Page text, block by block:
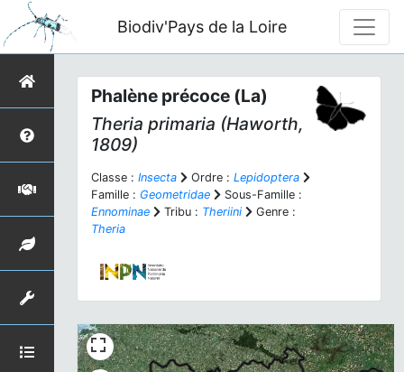
Biodiv'Pays de la Loire
Phalène précoce (La)
Theria primaria (Haworth,
1809)
Classe : Insecta Ordre : Lepidoptera
Famille : Geometridae
Sous-Famille :
Ennominae
Tribu : Theriini
Genre :
Theria